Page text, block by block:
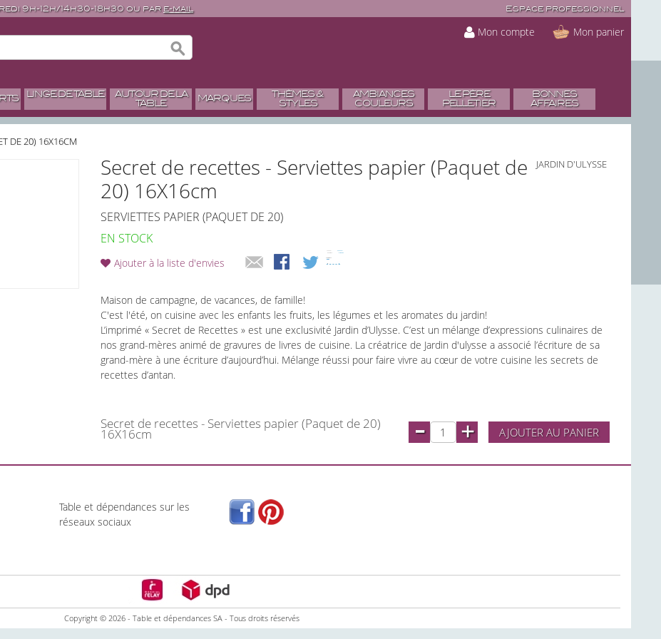
9h-12h/14h30-18h30 ou par e-mail Espace professionnel
Mon compte Mon panier
LINGE DE TABLE
AUTOUR DE LA
TABLE
MARQUES
THÈMES &
STYLES
AMBIANCES
COULEURS
LE PÈRE
PELLETIER
BONNES
AFFAIRES
DE 20) 16X16CM
Secret de recettes - Serviettes papier (Paquet de
20) 16X16cm
SERVIETTES PAPIER (PAQUET DE 20)
JARDIN D'ULYSSE
EN STOCK
Ajouter à la liste d'envies
Maison de campagne, de vacances, de famille!
C'est l'été, on cuisine avec les enfants les fruits, les légumes et les aromates du jardin!
L’imprimé « Secret de Recettes » est une exclusivité Jardin d’Ulysse. C’est un mélange d’expressions culinaires de
nos grand-mères animé de gravures de livres de cuisine. La créatrice de Jardin d'ulysse a associé l’écriture de sa
grand-mère à une écriture d’aujourd’hui. Mélange réussi pour faire vivre au cœur de votre cuisine les secrets de
recettes d’antan.
Secret de recettes - Serviettes papier (Paquet de 20)
16X16cm AJOUTER AU PANIER
- +
Table et dépendances sur les
réseaux sociaux
Copyright © 2026 - Table et dépendances SA - Tous droits réservés